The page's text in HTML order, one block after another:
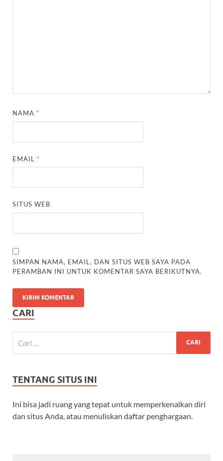
NAMA *
EMAIL *
SITUS WEB
SIMPAN NAMA, EMAIL, DAN SITUS WEB SAYA PADA
PERAMBAN INI UNTUK KOMENTAR SAYA BERIKUTNYA.
CARI
TENTANG SITUS INI
Ini bisa jadi ruang yang tepat untuk memperkenalkan diri
dan situs Anda, atau menuliskan daftar penghargaan.